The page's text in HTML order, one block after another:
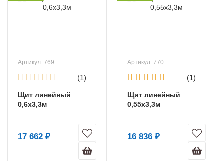
Артикул: 769
(1)
Щит линейный
0,6х3,3м
17 662 ₽
Артикул: 770
(1)
Щит линейный
0,55х3,3м
16 836 ₽